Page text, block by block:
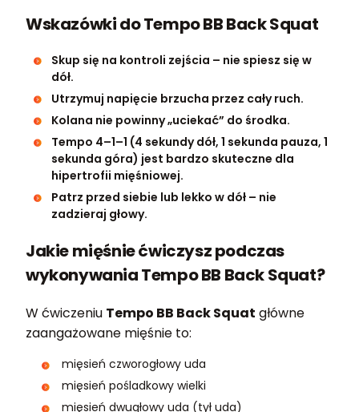
Wskazówki do Tempo BB Back Squat
Skup się na kontroli zejścia – nie spiesz się w
dół.
Utrzymuj napięcie brzucha przez cały ruch.
Kolana nie powinny „uciekać” do środka.
Tempo 4–1–1 (4 sekundy dół, 1 sekunda pauza, 1
sekunda góra) jest bardzo skuteczne dla
hipertrofii mięśniowej.
Patrz przed siebie lub lekko w dół – nie
zadzieraj głowy.
Jakie mięśnie ćwiczysz podczas
wykonywania Tempo BB Back Squat?
W ćwiczeniu Tempo BB Back Squat główne
zaangażowane mięśnie to:
mięsień czworogłowy uda
mięsień pośladkowy wielki
mięsień dwugłowy uda (tył uda)